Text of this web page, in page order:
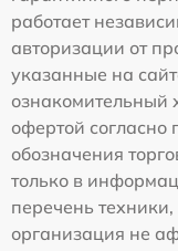
работает
авторизации от
указанные на
ознакомительный
офертой согласно
обозначения
только в
перечень
организация не